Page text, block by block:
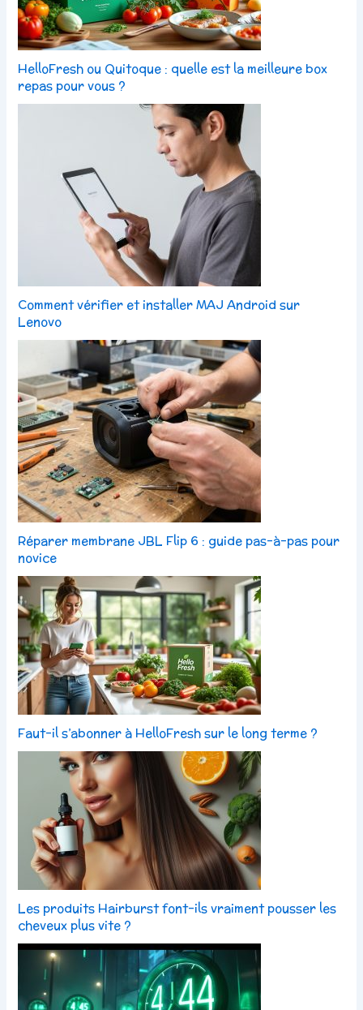
HelloFresh ou Quitoque : quelle est la meilleure box
repas pour vous ?
Comment vérifier et installer MAJ Android sur
Lenovo
Réparer membrane JBL Flip 6 : guide pas-à-pas pour
novice
Faut-il s’abonner à HelloFresh sur le long terme ?
Les produits Hairburst font-ils vraiment pousser les
cheveux plus vite ?